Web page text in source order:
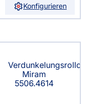
Konfigurieren
Verdunkelungsrollo
Miram
5506.4614